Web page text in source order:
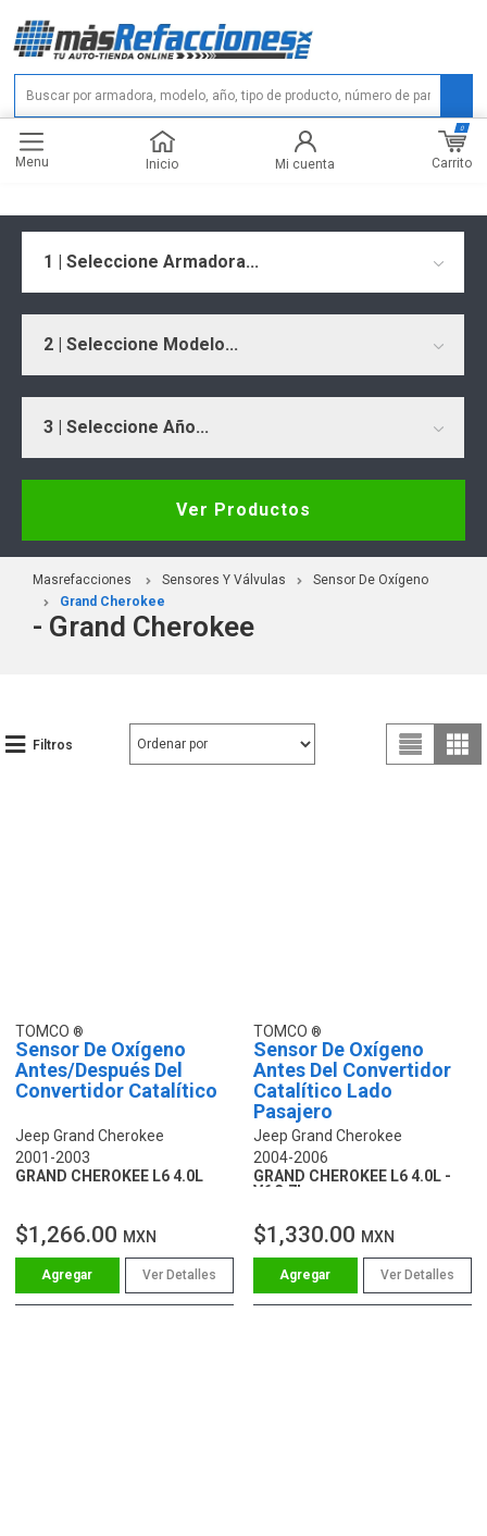
Menu Inicio Mi cuenta Carrito
0
1 | Seleccione Armadora...
2 | Seleccione Modelo...
3 | Seleccione Año...
Ver Productos
Masrefacciones Sensores Y Válvulas
Sensor De Oxígeno
Grand Cherokee
- Grand Cherokee
Filtros
TOMCO
Sensor De Oxígeno
Antes/Después Del
Convertidor Catalítico
Jeep Grand Cherokee
2001-2003
GRAND CHEROKEE L6 4.0L
$1,266.00 MXN
Ver Detalles
TOMCO
Sensor De Oxígeno
Antes Del Convertidor
Catalítico Lado
Pasajero
Jeep Grand Cherokee
2004-2006
GRAND CHEROKEE L6 4.0L -
V6 3.7L
$1,330.00 MXN
Ver Detalles